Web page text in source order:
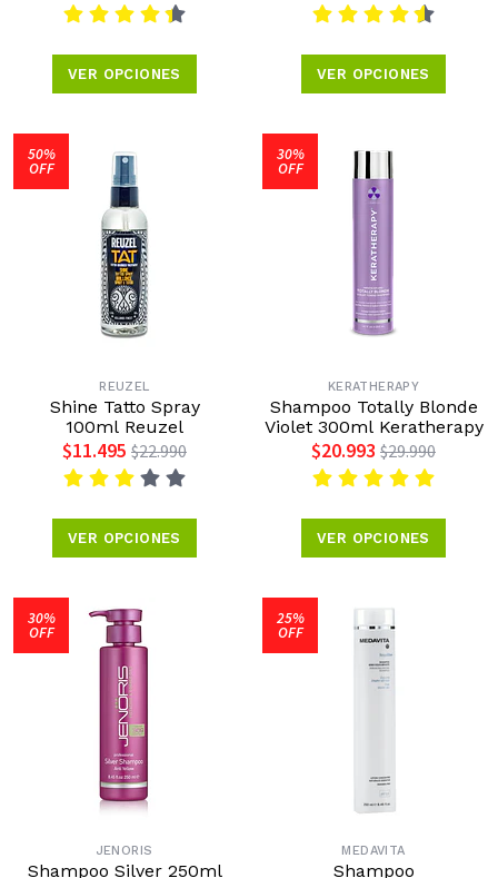
VER OPCIONES VER OPCIONES
50%
OFF
REUZEL
Shine Tatto Spray
100ml Reuzel
$11.495 $22.990
VER OPCIONES
30%
OFF
KERATHERAPY
Shampoo Totally Blonde
Violet 300ml Keratherapy
$20.993 $29.990
VER OPCIONES
30%
OFF
JENORIS
Shampoo Silver 250ml
25%
OFF
MEDAVITA
Shampoo